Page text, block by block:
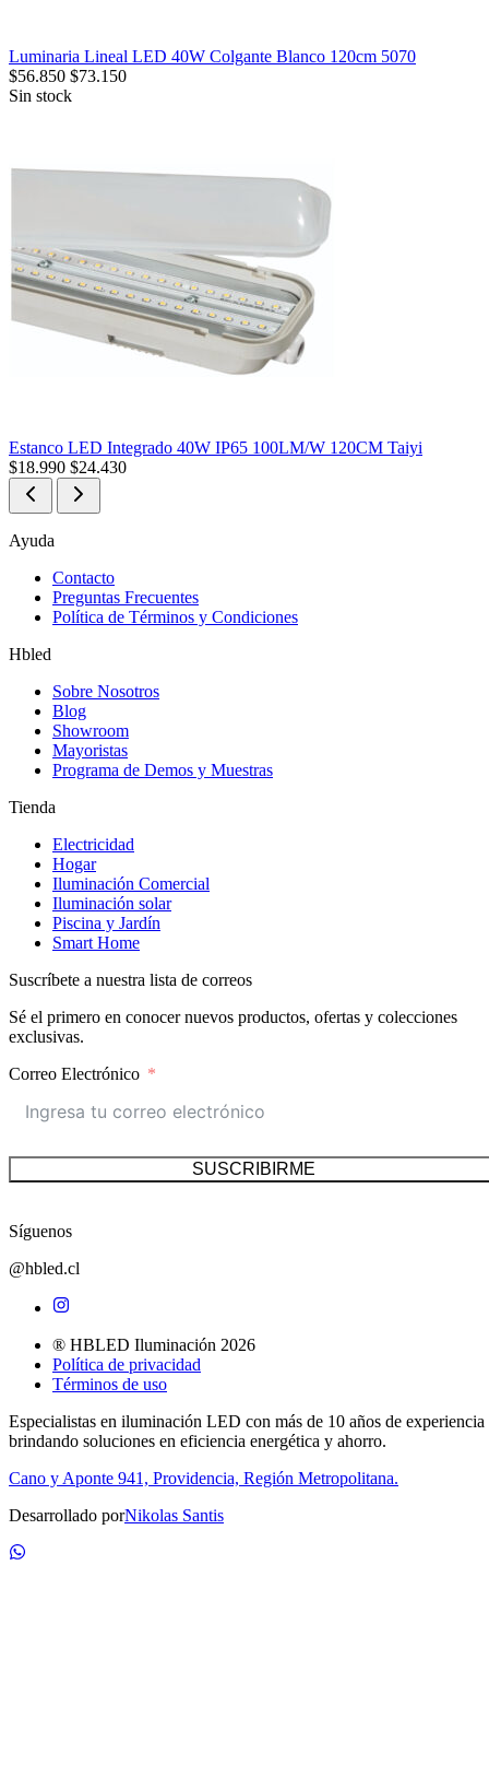
Luminaria Lineal LED 40W Colgante Blanco 120cm 5070
$56.850 $73.150
Sin stock
Estanco LED Integrado 40W IP65 100LM/W 120CM Taiyi
$18.990 $24.430
Ayuda
Contacto
Preguntas Frecuentes
Política de Términos y Condiciones
Hbled
Sobre Nosotros
Blog
Showroom
Mayoristas
Programa de Demos y Muestras
Tienda
Electricidad
Hogar
Iluminación Comercial
Iluminación solar
Piscina y Jardín
Smart Home
Suscríbete a nuestra lista de correos
Sé el primero en conocer nuevos productos, ofertas y colecciones
exclusivas.
Correo Electrónico
SUSCRIBIRME
Síguenos
@hbled.cl
® HBLED Iluminación 2026
Política de privacidad
Términos de uso
Especialistas en iluminación LED con más de 10 años de experiencia
brindando soluciones en eficiencia energética y ahorro.
Cano y Aponte 941, Providencia, Región Metropolitana.
Desarrollado porNikolas Santis